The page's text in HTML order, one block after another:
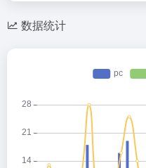
数据统计